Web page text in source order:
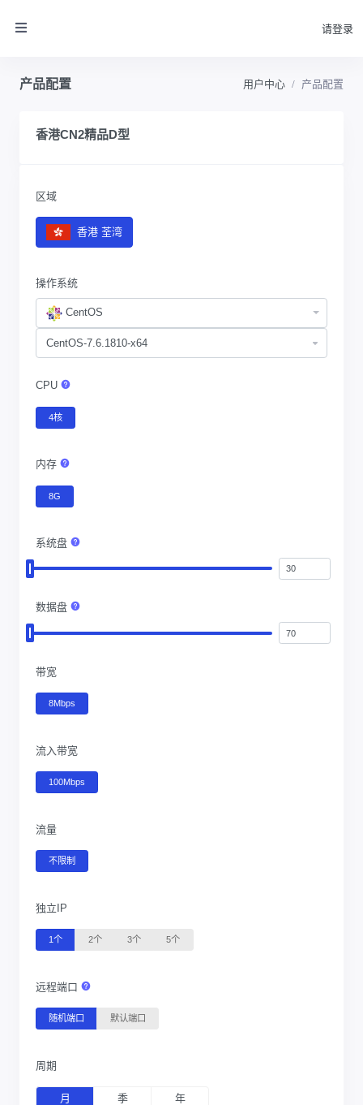
请登录
产品配置 用户中心 产品配置
香港CN2精品D型
区域
香港 荃湾
操作系统
CentOS
CPU
4核
内存
8G
系统盘
数据盘
带宽
8Mbps
流入带宽
100Mbps
流量
不限制
独立IP
1个 2个 3个 5个
远程端口
随机端口 默认端口
周期
月 季 年